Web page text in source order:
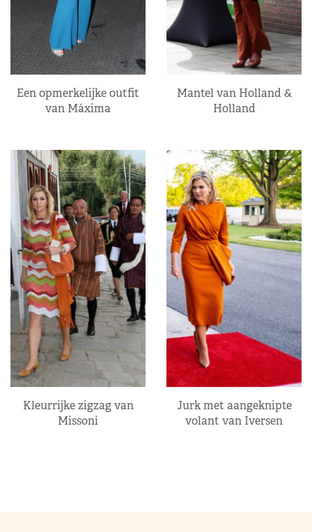
Een opmerkelijke outfit
van Máxima
Mantel van Holland &
Holland
Kleurrijke zigzag van
Missoni
Jurk met aangeknipte
volant van Iversen